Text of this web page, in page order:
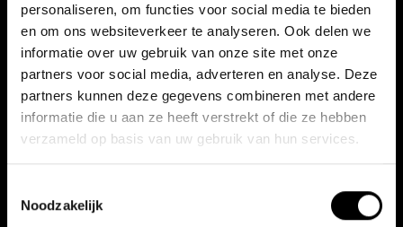
personaliseren, om functies voor social media te bieden
en om ons websiteverkeer te analyseren. Ook delen we
informatie over uw gebruik van onze site met onze
partners voor social media, adverteren en analyse. Deze
partners kunnen deze gegevens combineren met andere
informatie die u aan ze heeft verstrekt of die ze hebben
verzameld op basis van uw gebruik van hun services.
Noodzakelijk
op weg naar een nieuwe plek. En daarvoor hebben we veel mensen
nodig.